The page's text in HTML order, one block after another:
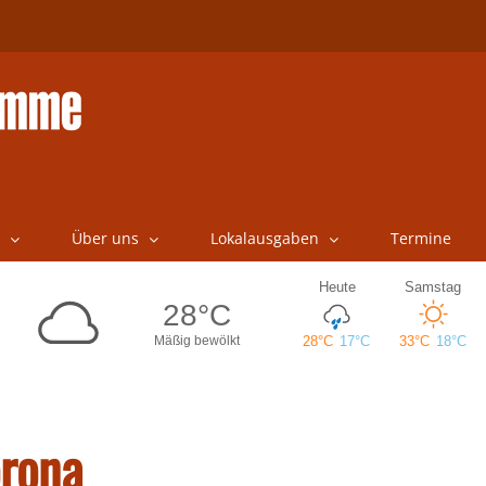
Über uns Lokalausgaben Termine